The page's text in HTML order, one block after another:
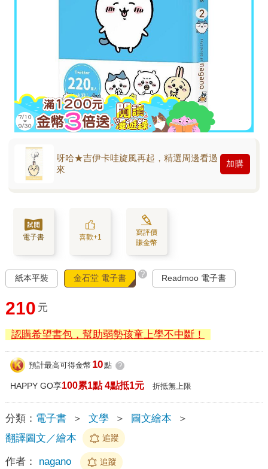
呀哈★吉伊卡哇旋風再起，精選周邊看過
來
加購
電子書 喜歡+1
寫評價
賺金幣
紙本平裝 金石堂 電子書 ? Readmoo 電子書
210 元
認購希望書包，幫助弱勢孩童上學不中斷！
預計最高可得金幣 10點 ?
HAPPY GO享100累1點 4點抵1元 折抵無上限
分類： 電子書 ＞ 文學 ＞ 圖文繪本
＞
翻譯圖文／繪本
追蹤
作者： nagano 追蹤